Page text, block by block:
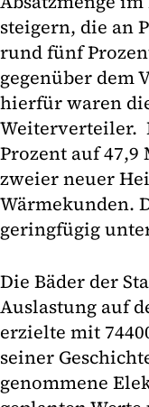
steigern, die an
rund fünf
gegenüber dem
hierfür waren
Weiterverteiler.
Prozent auf
zweier neuer
Wärmekunden.
geringfügig
Die Bäder der
Auslastung auf
erzielte mit
seiner
genommene